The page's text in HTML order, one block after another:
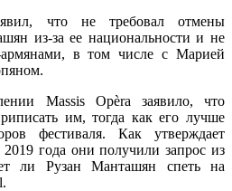
что не требовал отмены
из-за ее национальности и не
в том числе с Марией
Massis Opèra заявило, что
им, тогда как его лучше
фестиваля. Как утверждает
2019 года они получили запрос из
ли Рузан Манташян спеть на